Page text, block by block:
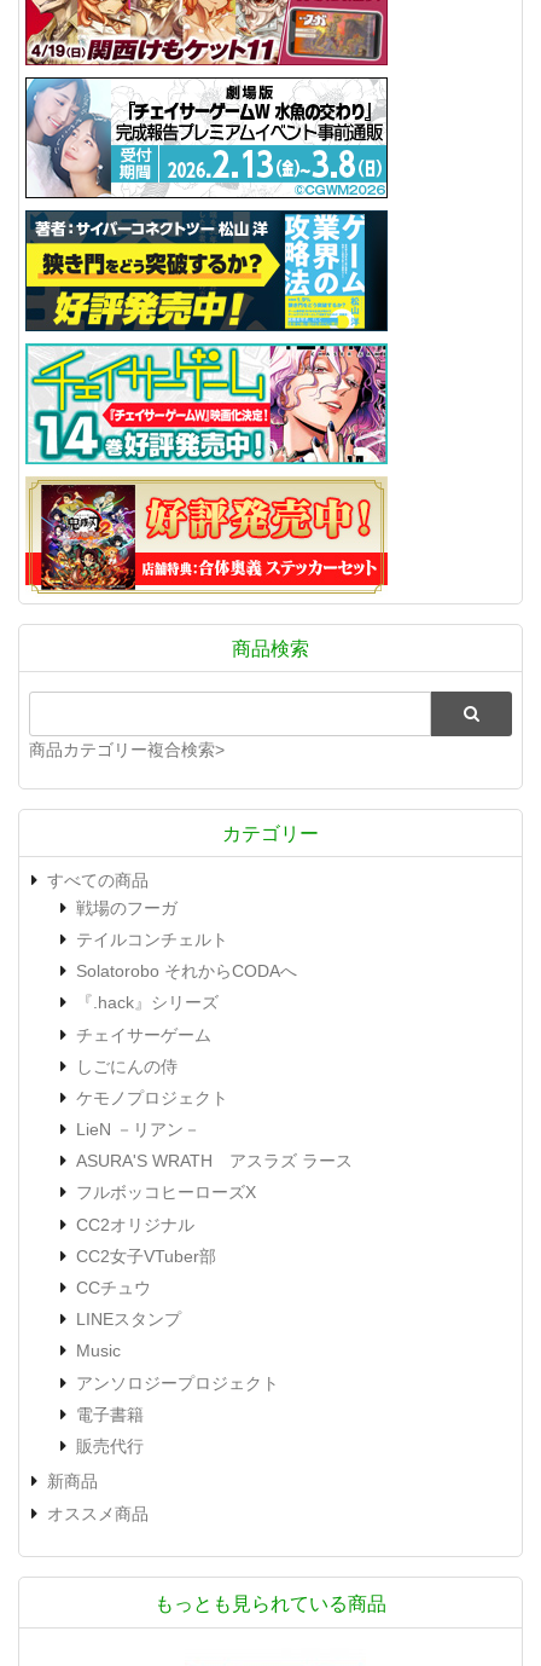
商品検索
商品カテゴリー複合検索>
カテゴリー
すべての商品
戦場のフーガ
テイルコンチェルト
Solatorobo それからCODAへ
『.hack』シリーズ
チェイサーゲーム
しごにんの侍
ケモノプロジェクト
LieN －リアン－
ASURA'S WRATH アスラズ ラース
フルボッコヒーローズX
CC2オリジナル
CC2女子VTuber部
CCチュウ
LINEスタンプ
Music
アンソロジープロジェクト
電子書籍
販売代行
新商品
オススメ商品
もっとも見られている商品